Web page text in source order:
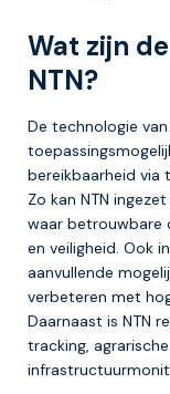
Wat zijn
NTN?
De technologie
bereikbaarheid via
Zo kan NTN
waar betrouwbare
en veiligheid. Ook
aanvullende
verbeteren met
Daarnaast is NTN
tracking,